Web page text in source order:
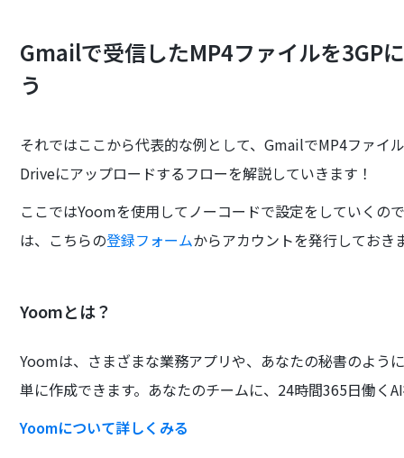
Gmailで受信したMP4ファイルを3GP
う
それではここから代表的な例として、GmailでMP4ファイ
Driveにアップロードするフローを解説していきます！
ここではYoomを使用してノーコードで設定をしていくの
は、こちらの登録フォームからアカウントを発行しておき
Yoomとは？
Yoomは、さまざまな業務アプリや、あなたの秘書のよう
単に作成できます。あなたのチームに、24時間365日働く
Yoomについて詳しくみる